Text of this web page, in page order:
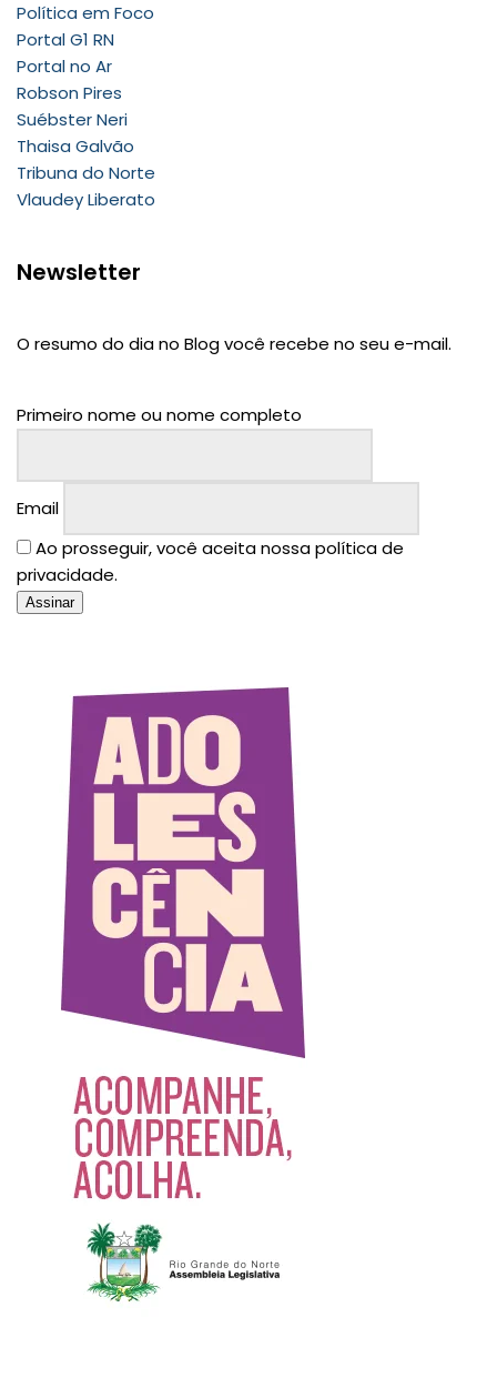
Política em Foco
Portal G1 RN
Portal no Ar
Robson Pires
Suébster Neri
Thaisa Galvão
Tribuna do Norte
Vlaudey Liberato
Newsletter
O resumo do dia no Blog você recebe no seu e-mail.
Primeiro nome ou nome completo
Email
Ao prosseguir, você aceita nossa política de
privacidade.